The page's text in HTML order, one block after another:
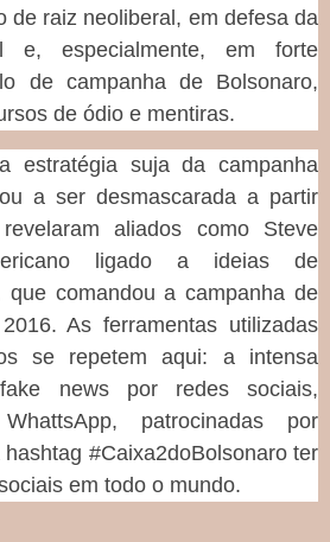
de raiz neoliberal, em defesa da
e, especialmente, em forte
de campanha de Bolsonaro,
de ódio e mentiras.
estratégia suja da campanha
a ser desmascarada a partir
aliados como Steve
ligado a ideias de
que comandou a campanha de
As ferramentas utilizadas
se repetem aqui: a intensa
news por redes sociais,
patrocinadas por
#Caixa2doBolsonaro ter
em todo o mundo.